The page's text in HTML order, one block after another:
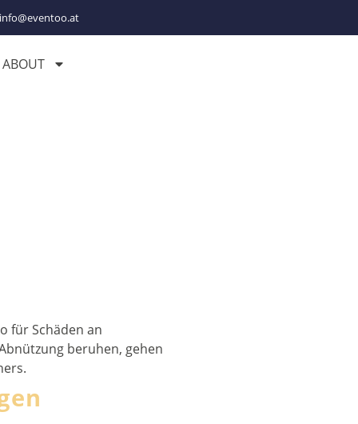
ABOUT
für Schäden an
beruhen, gehen